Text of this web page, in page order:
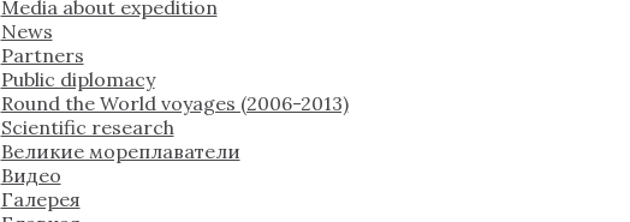
Media about expedition
News
Partners
Public diplomacy
Round the World voyages (2006-2013)
Scientific research
Великие мореплаватели
Видео
Галерея